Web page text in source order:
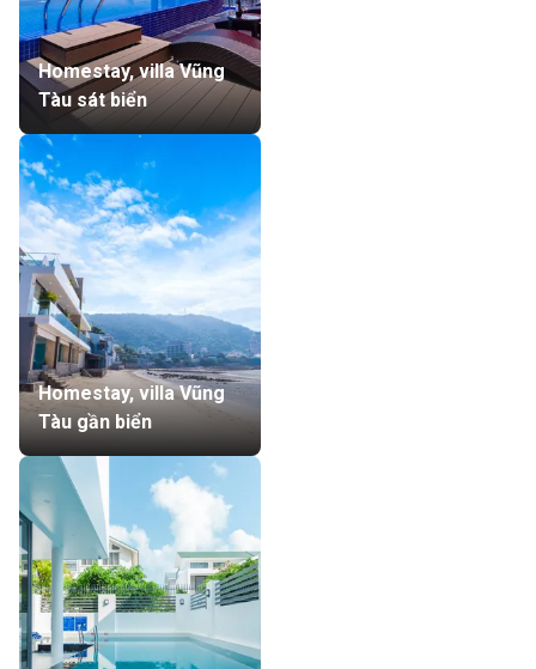
Homestay, villa Vũng
Tàu sát biển
Homestay, villa Vũng
Tàu gần biển